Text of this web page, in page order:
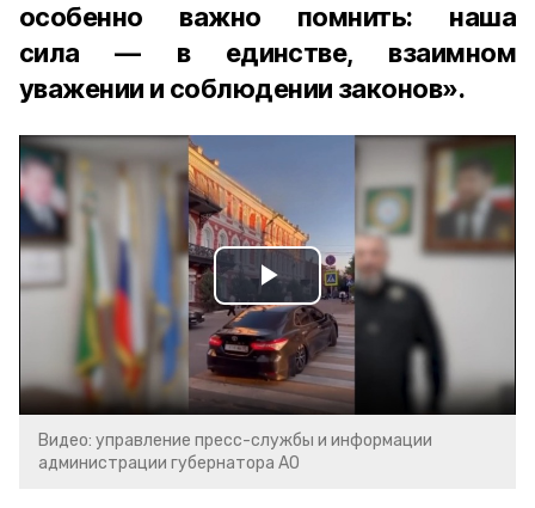
особенно важно помнить: наша
сила — в единстве, взаимном
уважении и соблюдении законов».
Play
Video
Видео: управление пресс-службы и информации
администрации губернатора АО